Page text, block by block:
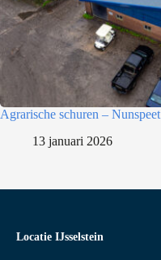
Agrarische schuren – Nunspeet
13 januari 2026
Locatie IJsselstein